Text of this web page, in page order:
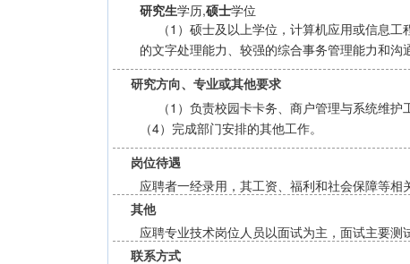
研究生学历,硕士学位
（1）硕士及以上学位，计算机应用或信息
的文字处理能力、较强的综合事务管理能力和沟
研究方向、专业或其他要求
（1）负责校园卡卡务、商户管理与系统维
（4）完成部门安排的其他工作。
岗位待遇
应聘者一经录用，其工资、福利和社会保障等相
其他
应聘专业技术岗位人员以面试为主，面试主要测
联系方式